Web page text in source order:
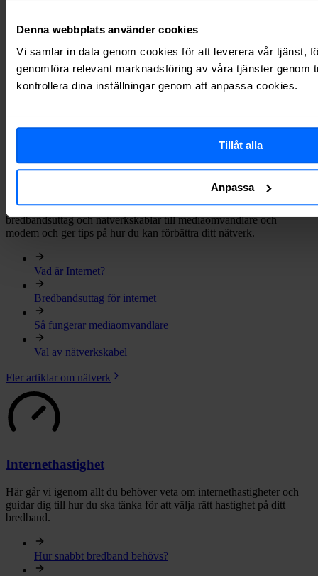
Denna webbplats använder cookies
Vi samlar in data genom cookies för att leverera vår tjänst,
genomföra relevant marknadsföring av våra tjänster genom
kontrollera dina inställningar genom att anpassa cookies.
Tillåt alla
Anpassa
Modem vs Router
Om WiFi
Fler artiklar om router
Här har vi samlat allt du behöver veta om nätverk, från
bredbandsuttag och nätverkskablar till mediaomvandlare och
modem och ger tips på hur du kan förbättra ditt nätverk.
Vad är Internet?
Bredbandsuttag för internet
Så fungerar mediaomvandlare
Val av nätverkskabel
Fler artiklar om nätverk
Internethastighet
Här går vi igenom allt du behöver veta om internethastigheter och
guidar dig till hur du ska tänka för att välja rätt hastighet på ditt
bredband.
Hur snabbt bredband behövs?